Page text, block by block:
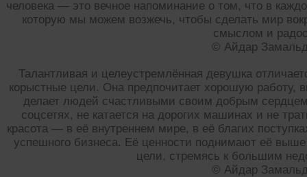
человека — это вечное напоминание о том, что в
которую мы можем возжечь, чтобы сделать мир
смыслом и
© Айдар
Талантливая и целеустремлённая девушка
корыстные цели. Она предпочитает хорошую работу,
делает людей счастливыми своим добрым
соцсетях, не катается на дорогих машинах и не
красота — в её внутреннем мире, в её благих
успешного бизнеса. Её ценности поднимают её
цели, стремясь к большим
© Айдар